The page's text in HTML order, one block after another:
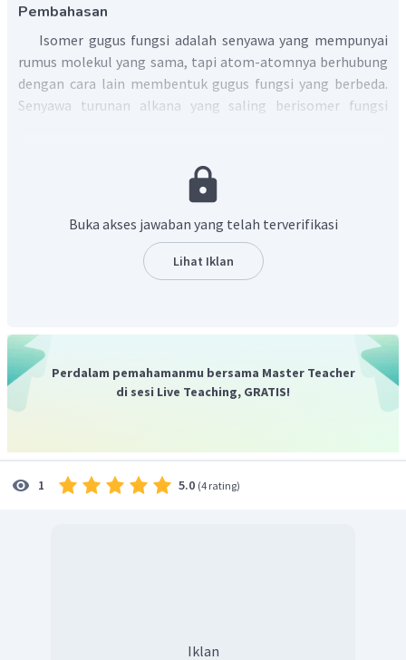
Pembahasan
Isomer gugus fungsi adalah senyawa yang mempunyai
rumus molekul yang sama, tapi atom-atomnya berhubung
dengan cara lain membentuk gugus fungsi yang berbeda.
Senyawa turunan alkana yang saling berisomer fungsi
Alkanol (alkohol) dengan alkoksi alkana (eter)
2n+2
rumus umum C H
O
Asam alkanoat (asam karboksilat) dengan alkil
alkanoat (ester) dengan rumus umum C
yang saling berisomer fungsi adalah 2-pentanon dan 2,2-
dimetilpropanal dengan rumus molekul C
Jadi, jawaban yang benar adalah C.
Buka akses jawaban yang telah terverifikasi
Lihat Iklan
Perdalam pemahamanmu bersama Master Teacher
di sesi Live Teaching, GRATIS!
1 5.0 (4 rating)
Iklan